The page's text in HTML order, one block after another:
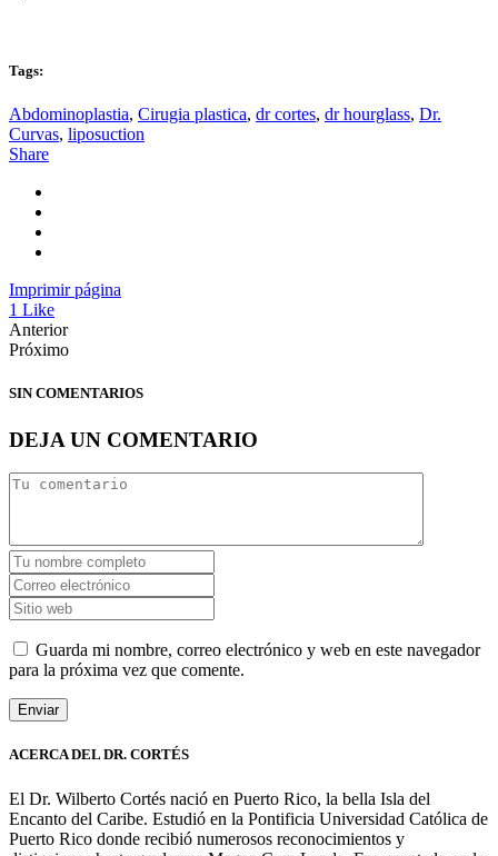
Tags:
Abdominoplastia, Cirugia plastica, dr cortes, dr hourglass, Dr.
Curvas, liposuction
Share
Imprimir página
1 Like
Anterior
Próximo
SIN COMENTARIOS
DEJA UN COMENTARIO
Guarda mi nombre, correo electrónico y web en este navegador
para la próxima vez que comente.
ACERCA DEL DR. CORTÉS
El Dr. Wilberto Cortés nació en Puerto Rico, la bella Isla del
Encanto del Caribe. Estudió en la Pontificia Universidad Católica de
Puerto Rico donde recibió numerosos reconocimientos y